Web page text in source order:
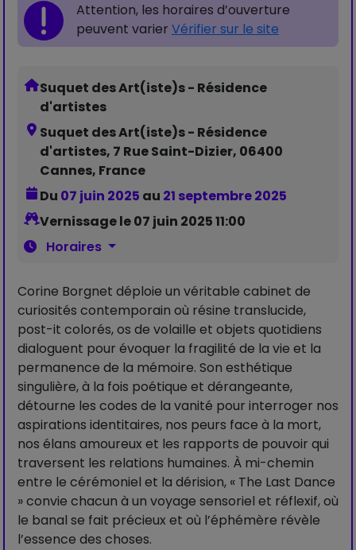
Attention, les horaires d’ouverture
peuvent varier Vérifier sur le site
Suquet des Art(iste)s - Résidence
d'artistes
Suquet des Art(iste)s - Résidence
d'artistes, 7 Rue Saint-Dizier, 06400
Cannes, France
Du 07 juin 2025 au 21 septembre 2025
Vernissage le 07 juin 2025 11:00
Horaires
Corine Borgnet déploie un véritable cabinet de
curiosités contemporain où résine translucide,
post-it colorés, os de volaille et objets quotidiens
dialoguent pour évoquer la fragilité de la vie et la
permanence de la mémoire. Son esthétique
singulière, à la fois poétique et dérangeante,
détourne les codes de la vanité pour interroger nos
aspirations identitaires, nos peurs face à la mort,
nos élans amoureux et les rapports de pouvoir qui
traversent les relations humaines. À mi-chemin
entre le cérémoniel et la dérision, « The Last Dance
» convie chacun à un voyage sensoriel et réflexif, où
le banal se fait précieux et où l’éphémère révèle
l’essence des choses.